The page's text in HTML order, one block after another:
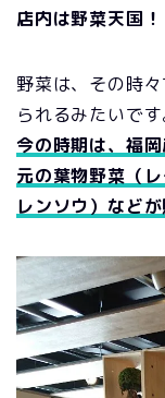
店内は野菜天国！
野菜は、その時
られるみたいです
今の時期は、福
元の葉物野菜（
レンソウ）など